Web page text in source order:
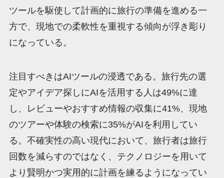
ツールを駆使して計画的に旅行の準備を進める一
方で、現地での柔軟性を重視する傾向が浮き彫り
になっている。
注目すべきはAIツールの浸透である。旅行先の選
定やアイデア探しにAIを活用する人は49%に達
し、レビューやおすすめ情報の収集に41%、現地
のツアーや体験の検索に35%がAIを利用してい
る。不確実性の高い現代において、旅行者は旅行
回数を減らすのではなく、テクノロジーを用いて
より賢明かつ実用的に計画を練るようになってい